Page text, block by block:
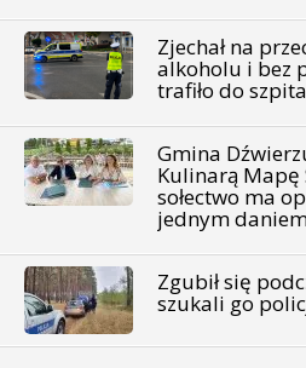
Zjechał na
alkoholu i bez
trafiło do
Gmina
Kulinarą Mapę
sołectwo ma
jednym
Zgubił się
szukali go